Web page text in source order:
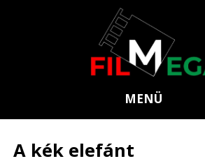
MENÜ
A kék elefánt